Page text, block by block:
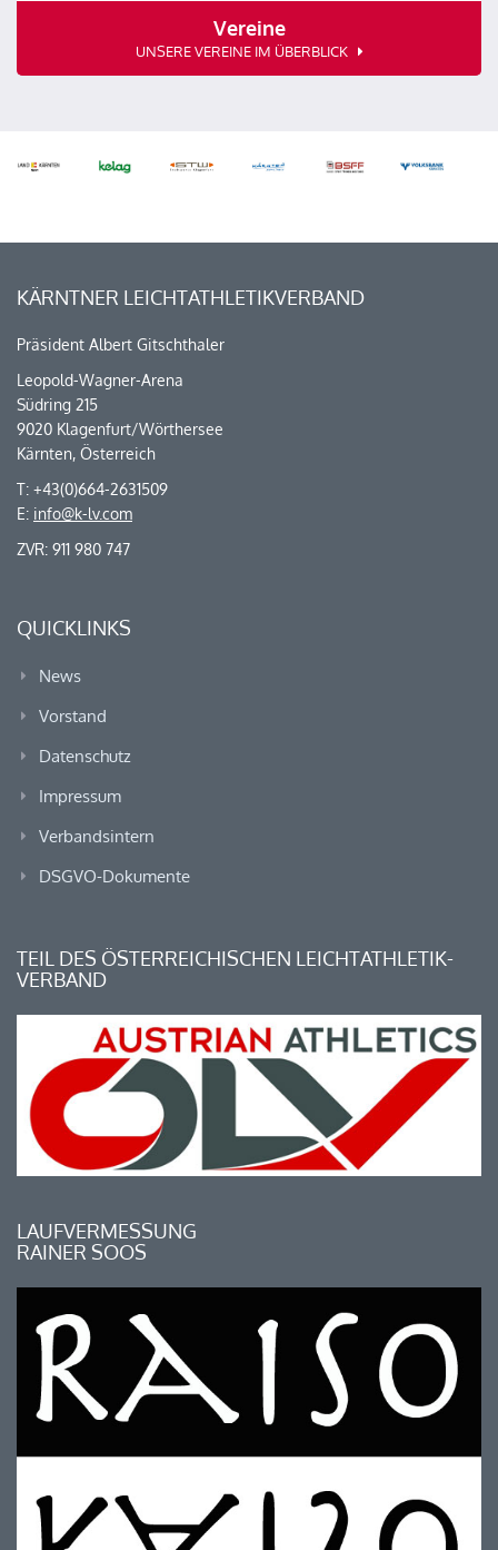
Vereine
UNSERE VEREINE IM ÜBERBLICK
KÄRNTNER LEICHTATHLETIKVERBAND
Präsident Albert Gitschthaler
Leopold-Wagner-Arena
Südring 215
9020 Klagenfurt/Wörthersee
Kärnten, Österreich
T: +43(0)664-2631509
E: info@k-lv.com
ZVR: 911 980 747
QUICKLINKS
News
Vorstand
Datenschutz
Impressum
Verbandsintern
DSGVO-Dokumente
TEIL DES ÖSTERREICHISCHEN LEICHTATHLETIK-
VERBAND
LAUFVERMESSUNG
RAINER SOOS